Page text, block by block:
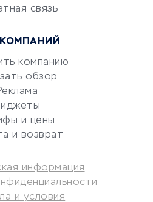
связь
компанию
обзор
и цены
и возврат
информация
и условия